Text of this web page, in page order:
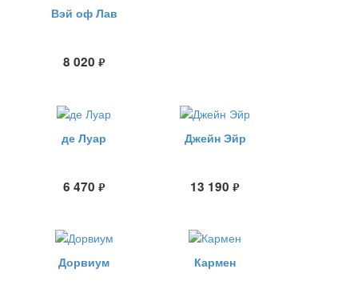
Вэй оф Лав
8 020 руб.
де Луар
6 470 руб.
Джейн Эйр
13 190 руб.
Дорвиум Кармен